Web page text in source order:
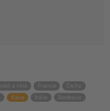
a víně Francie
Čechy
Káva Itálie
Bordeaux